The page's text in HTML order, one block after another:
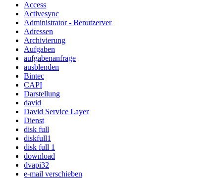
Access
Activesync
Administrator - Benutzerver
Adressen
Archivierung
Aufgaben
aufgabenanfrage
ausblenden
Bintec
CAPI
Darstellung
david
David Service Layer
Dienst
disk full
diskfull1
disk full 1
download
dvapi32
e-mail verschieben